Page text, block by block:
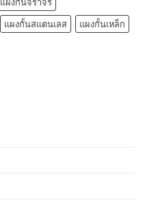
แผงกั้นสแตนเลส
แผงกั้นเหล็ก